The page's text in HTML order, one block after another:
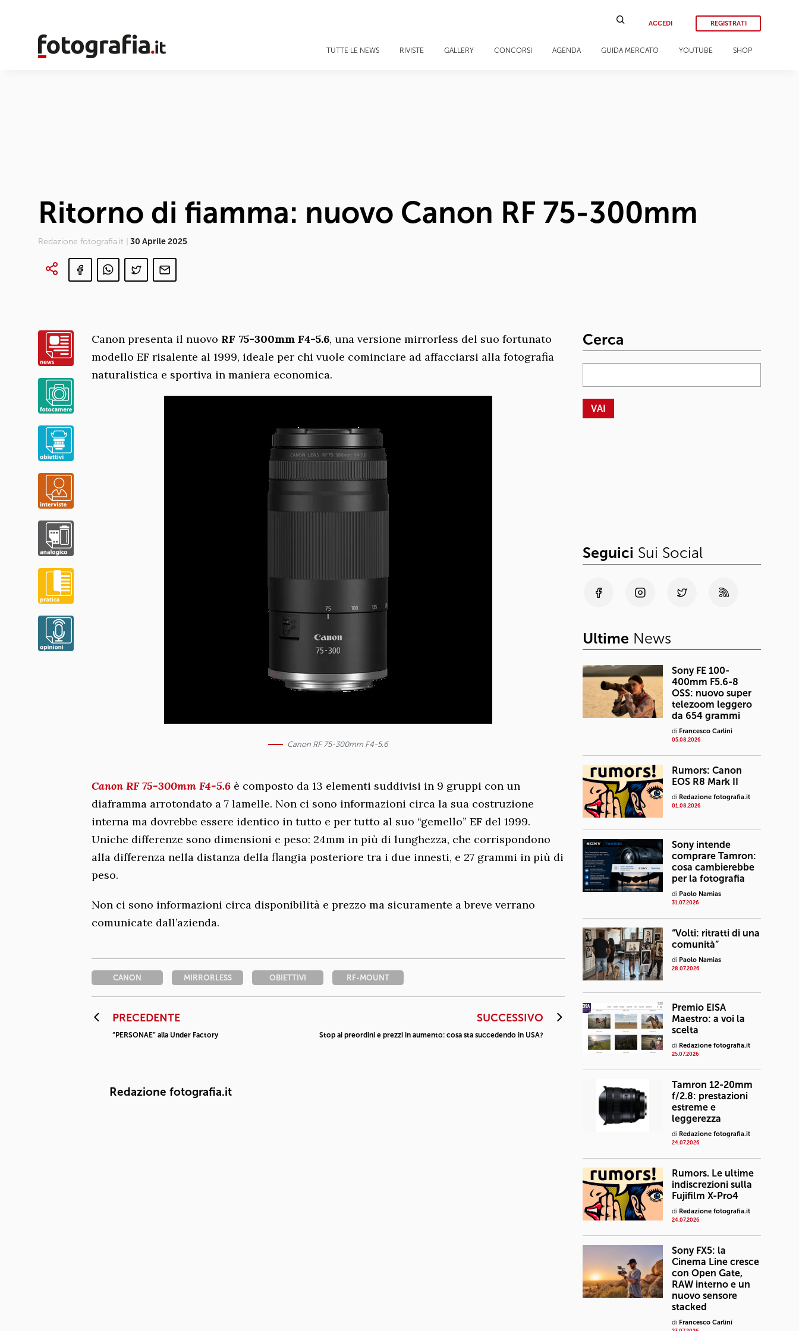
ACCEDI REGISTRATI
TUTTE LE NEWS RIVISTE GALLERY CONCORSI AGENDA GUIDA MERCATO YOUTUBE SHOP
Ritorno di fiamma: nuovo Canon RF 75-300mm
Redazione fotografia.it | 30 Aprile 2025
Canon presenta il nuovo RF 75-300mm F4-5.6, una versione mirrorless del suo fortunato
modello EF risalente al 1999, ideale per chi vuole cominciare ad affacciarsi alla fotografia
naturalistica e sportiva in maniera economica.
Canon RF 75-300mm F4-5.6
Canon RF 75-300mm F4-5.6 è composto da 13 elementi suddivisi in 9 gruppi con un
diaframma arrotondato a 7 lamelle. Non ci sono informazioni circa la sua costruzione
interna ma dovrebbe essere identico in tutto e per tutto al suo “gemello” EF del 1999.
Uniche differenze sono dimensioni e peso: 24mm in più di lunghezza, che corrispondono
alla differenza nella distanza della flangia posteriore tra i due innesti, e 27 grammi in più di
peso.
Non ci sono informazioni circa disponibilità e prezzo ma sicuramente a breve verrano
comunicate dall’azienda.
CANON MIRRORLESS OBIETTIVI RF-MOUNT
PRECEDENTE
“PERSONAE” alla Under Factory
SUCCESSIVO
Stop ai preordini e prezzi in aumento: cosa sta succedendo in USA?
Redazione fotografia.it
Cerca
Seguici Sui Social
Ultime News
Sony FE 100-
400mm F5.6-8
OSS: nuovo super
telezoom leggero
da 654 grammi
di Francesco Carlini
05.08.2026
Rumors: Canon
EOS R8 Mark II
di Redazione fotografia.it
01.08.2026
Sony intende
comprare Tamron:
cosa cambierebbe
per la fotografia
di Paolo Namias
31.07.2026
“Volti: ritratti di una
comunità”
di Paolo Namias
28.07.2026
Premio EISA
Maestro: a voi la
scelta
di Redazione fotografia.it
25.07.2026
Tamron 12-20mm
f/2.8: prestazioni
estreme e
leggerezza
di Redazione fotografia.it
24.07.2026
Rumors. Le ultime
indiscrezioni sulla
Fujifilm X-Pro4
di Redazione fotografia.it
24.07.2026
Sony FX5: la
Cinema Line cresce
con Open Gate,
RAW interno e un
nuovo sensore
stacked
di Francesco Carlini